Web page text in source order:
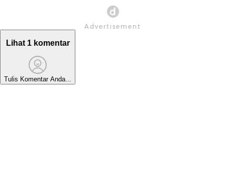
Lihat 1 komentar
Tulis Komentar Anda...